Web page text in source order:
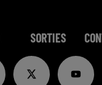
SORTIES